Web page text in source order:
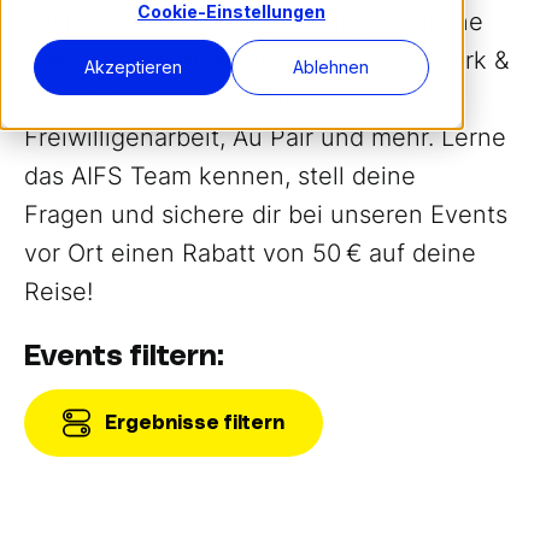
Cookie-Einstellungen
Akzeptieren Ablehnen
kostenlosen Infoveranstaltungen (online
oder vor Ort) erfährst du alles über Work &
Travel, Auslandssemester,
Freiwilligenarbeit, Au Pair und mehr. Lerne
das AIFS Team kennen, stell deine
Fragen und sichere dir bei unseren Events
vor Ort einen Rabatt von 50 € auf deine
Reise!
Events filtern:
Ergebnisse filtern